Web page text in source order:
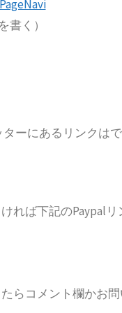
書く）
ーにあるリンクは
れば下記のPaypal
らコメント欄かお